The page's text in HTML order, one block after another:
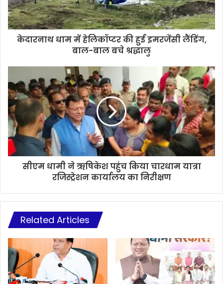
केदारनाथ धाम में हेलिकॉप्टर की हुई इमरजेंसी लैंडिंग,
बाल-बाल बचे श्रद्धालु
सीएम धामी ने ऋषिकेश पहुंच किया चारधाम यात्रा
रजिस्ट्रेशन कार्यालय का निरीक्षण
Related Articles